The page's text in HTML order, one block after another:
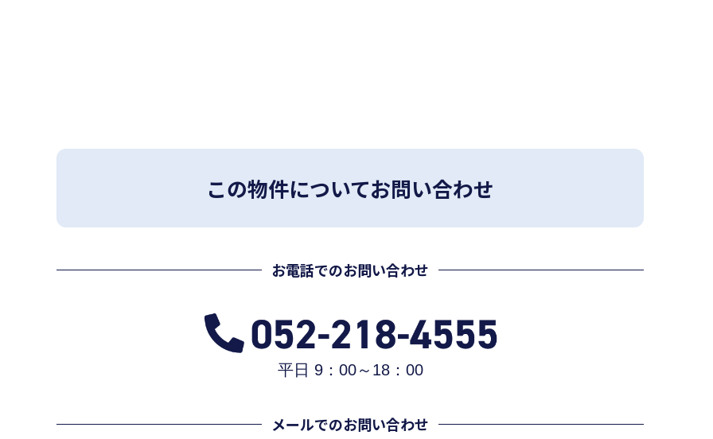
この物件についてお問い合わせ
お電話でのお問い合わせ
平日 9：00～18：00
メールでのお問い合わせ